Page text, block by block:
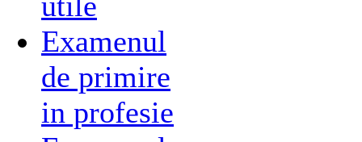
Examenul
de primire
in profesie